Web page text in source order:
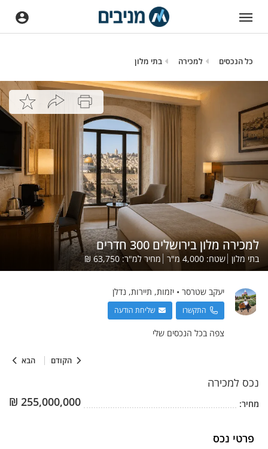
כל הנכסים למכירה בתי מלון
הקודם הבא
למכירה מלון בירושלים 300 חדרים
בתי מלון שטח: 4,000 מ"ר מחיר למ"ר: 63,750
₪
יעקב שטרסר • יזמות, תיירות, נדלן
התקשרו שליחת הודעה
צפה בכל הנכסים שלי
נכס למכירה
מחיר: 255,000,000
₪
פרטי נכס